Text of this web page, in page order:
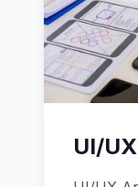
UI/